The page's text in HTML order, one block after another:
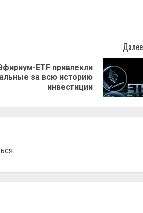
Далее
ETF привлекли
за всю историю
инвестиции
.